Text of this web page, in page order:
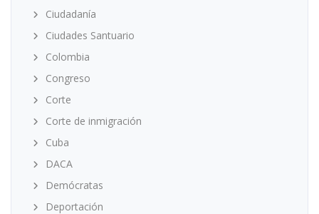
Ciudadanía
Ciudades Santuario
Colombia
Congreso
Corte
Corte de inmigración
Cuba
DACA
Demócratas
Deportación